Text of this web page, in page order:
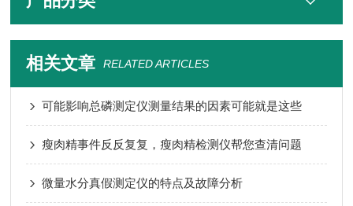
相关文章 RELATED ARTICLES
可能影响总磷测定仪测量结果的因素可能就是这些
瘦肉精事件反反复复，瘦肉精检测仪帮您查清问题
微量水分真假测定仪的特点及故障分析